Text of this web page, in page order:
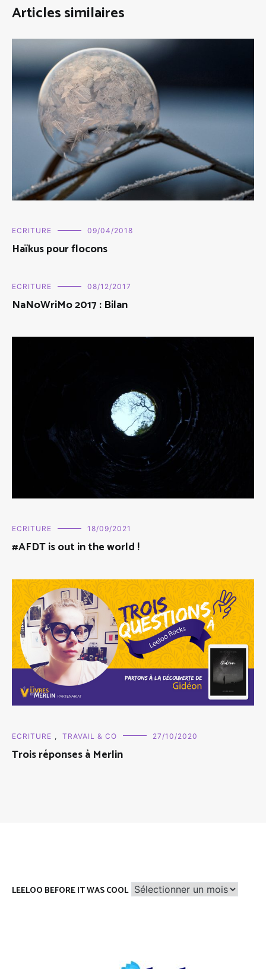
Articles similaires
ECRITURE 09/04/2018
Haïkus pour flocons
ECRITURE 08/12/2017
NaNoWriMo 2017 : Bilan
ECRITURE 18/09/2021
#AFDT is out in the world !
ECRITURE , TRAVAIL & CO 27/10/2020
Trois réponses à Merlin
LEELOO BEFORE IT WAS COOL Leeloo